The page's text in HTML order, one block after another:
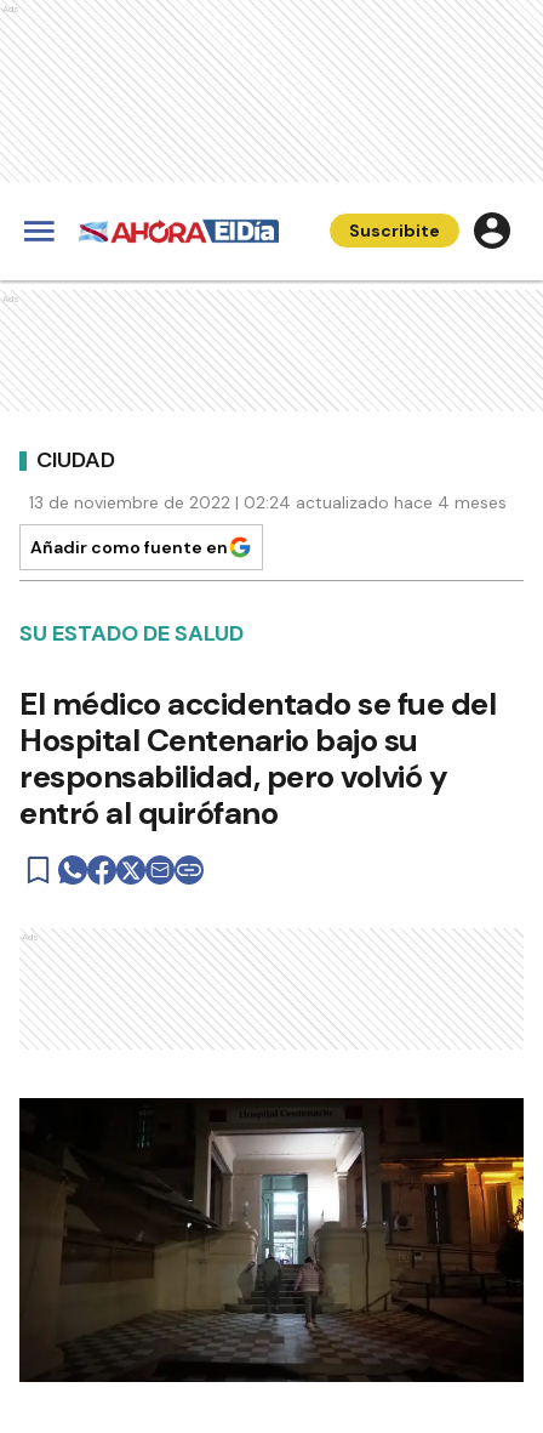
Ads
Suscribite
Ads
CIUDAD
13 de noviembre de 2022 | 02:24 actualizado hace 4 meses
Añadir como fuente en
SU ESTADO DE SALUD
El médico accidentado se fue del
Hospital Centenario bajo su
responsabilidad, pero volvió y
entró al quirófano
Ads